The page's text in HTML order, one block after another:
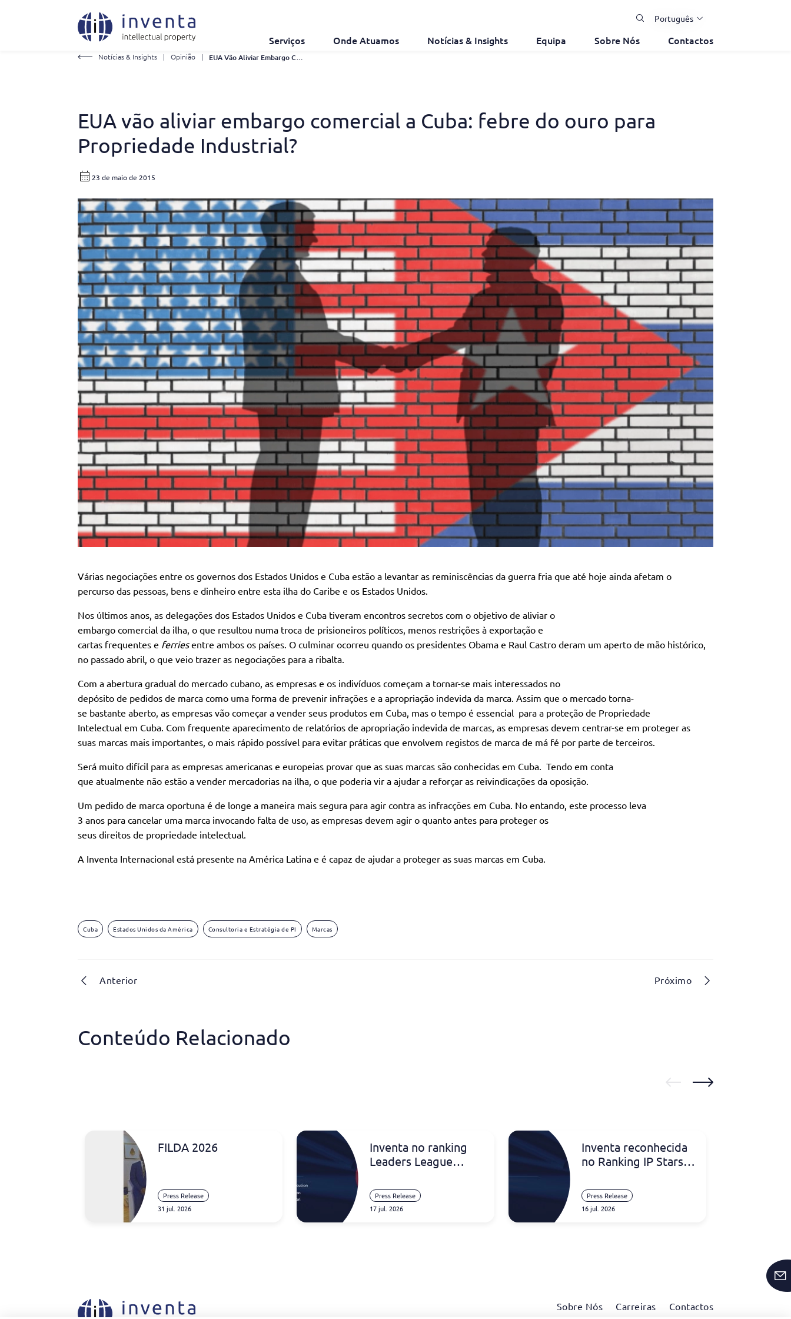
Português
Serviços Onde Atuamos Notícias & Insights Equipa Sobre Nós Contactos
Notícias & Insights | Opinião | EUA Vão Aliviar Embargo Comercial a Cuba: Febre do Ouro Para Propriedade Industrial?
EUA vão aliviar embargo comercial a Cuba: febre do ouro para
Propriedade Industrial?
23 de maio de 2015
Várias negociações entre os governos dos Estados Unidos e Cuba estão a levantar as reminiscências da guerra fria que até hoje ainda afetam o
percurso das pessoas, bens e dinheiro entre esta ilha do Caribe e os Estados Unidos.
Nos últimos anos, as delegações dos Estados Unidos e Cuba tiveram encontros secretos com o objetivo de aliviar o
embargo comercial da ilha, o que resultou numa troca de prisioneiros políticos, menos restrições à exportação e
cartas frequentes e ferriesentre ambos os países. O culminar ocorreu quando os presidentes Obama e Raul Castro deram um aperto de mão histórico,
no passado abril, o que veio trazer as negociações para a ribalta.
Com a abertura gradual do mercado cubano, as empresas e os indivíduos começam a tornar-se mais interessados no
depósito de pedidos de marca como uma forma de prevenir infrações e a apropriação indevida da marca. Assim que o mercado torna-
se bastante aberto, as empresas vão começar a vender seus produtos em Cuba, mas o tempo é essencial para a proteção de Propriedade
Intelectual em Cuba. Com frequente aparecimento de relatórios de apropriação indevida de marcas, as empresas devem centrar-se em proteger as
suas marcas mais importantes, o mais rápido possível para evitar práticas que envolvem registos de marca de má fé por parte de terceiros.
Será muito difícil para as empresas americanas e europeias provar que as suas marcas são conhecidas em Cuba. Tendo em conta
que atualmente não estão a vender mercadorias na ilha, o que poderia vir a ajudar a reforçar as reivindicações da oposição.
Um pedido de marca oportuna é de longe a maneira mais segura para agir contra as infracções em Cuba. No entando, este processo leva
3 anos para cancelar uma marca invocando falta de uso, as empresas devem agir o quanto antes para proteger os
seus direitos de propriedade intelectual.
A Inventa Internacional está presente na América Latina e é capaz de ajudar a proteger as suas marcas em Cuba.
Cuba Estados Unidos da América Consultoria e Estratégia de PI Marcas
Anterior Próximo
Conteúdo Relacionado
FILDA 2026
Press Release
31 jul. 2026
Inventa no ranking
Leaders League
Press Release
17 jul. 2026
Inventa reconhecida
no Ranking IP Stars
Press Release
16 jul. 2026
Sobre Nós Carreiras Contactos